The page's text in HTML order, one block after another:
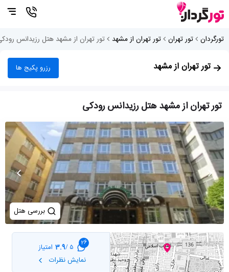
تورگردان تور تهران تور تهران از مشهد تور تهران از مشهد هتل رزیدانس
تور تهران از مشهد رزرو پکیج ها
تور تهران از مشهد هتل رزیدانس رودکی
بررسی هتل
26
5 /
3.9 امتیاز
نمایش نظرات